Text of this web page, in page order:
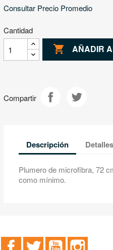
Consultar Precio Promedio
Cantidad
 AÑADIR
Compartir
Descripción
Plumero de microfibra, 72
como mínimo.
FacebookTwitter YouTube